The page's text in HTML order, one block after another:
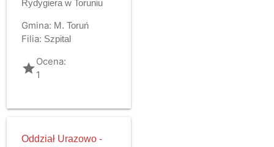
Rydygiera w Toruniu
Gmina: M. Toruń
Filia: Szpital
gradeOcena:
1
Oddział Urazowo -